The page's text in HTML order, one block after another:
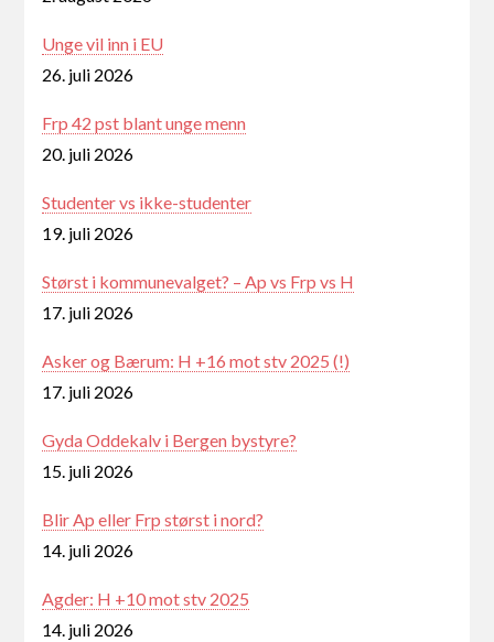
Unge vil inn i EU
26. juli 2026
Frp 42 pst blant unge menn
20. juli 2026
Studenter vs ikke-studenter
19. juli 2026
Størst i kommunevalget? – Ap vs Frp vs H
17. juli 2026
Asker og Bærum: H +16 mot stv 2025 (!)
17. juli 2026
Gyda Oddekalv i Bergen bystyre?
15. juli 2026
Blir Ap eller Frp størst i nord?
14. juli 2026
Agder: H +10 mot stv 2025
14. juli 2026